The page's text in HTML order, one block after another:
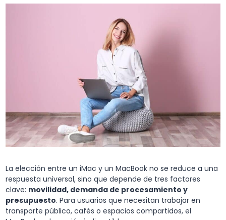
La elección entre un iMac y un MacBook no se reduce a una
respuesta universal, sino que depende de tres factores
clave: movilidad, demanda de procesamiento y
presupuesto. Para usuarios que necesitan trabajar en
transporte público, cafés o espacios compartidos, el